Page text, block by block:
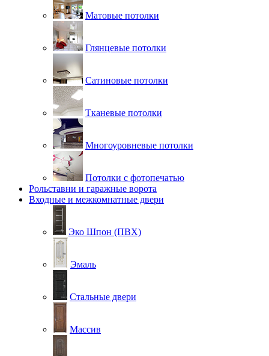
Матовые потолки
Глянцевые потолки
Сатиновые потолки
Тканевые потолки
Многоуровневые потолки
Потолки с фотопечатью
Рольставни и гаражные ворота
Входные и межкомнатные двери
Эко Шпон (ПВХ)
Эмаль
Стальные двери
Массив